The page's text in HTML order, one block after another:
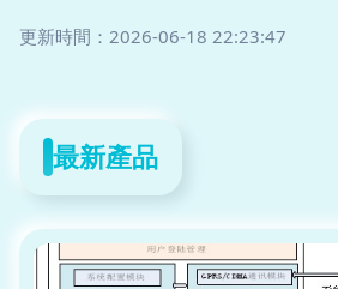
更新時間：2026-06-18 22:23:47
最新產品